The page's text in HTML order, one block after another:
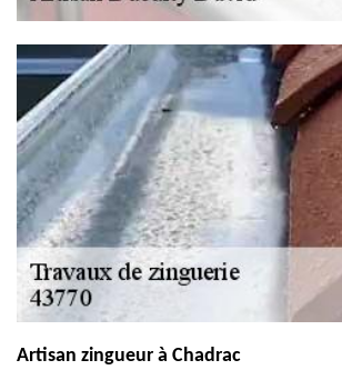
Artisan zingueur à Chadrac